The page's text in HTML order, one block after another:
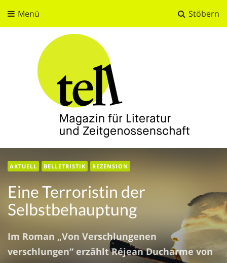
Stöbern
Menü
tell
Magazin für Literatur und Zeitgenossenschaft
AKTUELL BELLETRISTIK REZENSION
Eine Terroristin der
Selbstbehauptung
Im Roman „Von Verschlungenen
verschlungen“ erzählt Réjean Ducharme von